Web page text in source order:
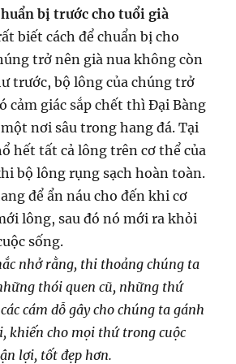
bị trước cho tuổi già
biết cách để chuẩn bị cho
trở nên già nua không còn
trước, bộ lông của chúng trở
cảm giác sắp chết thì Đại Bàng
nơi sâu trong hang đá. Tại
hết tất cả lông trên cơ thể của
bộ lông rụng sạch hoàn toàn.
để ẩn náu cho đến khi cơ
lông, sau đó nó mới ra khỏi
sống.
nhở rằng, thi thoảng chúng ta
thói quen cũ, những thứ
cám dỗ gây cho chúng ta gánh
khiến cho mọi thứ trong cuộc
lợi, tốt đẹp hơn.